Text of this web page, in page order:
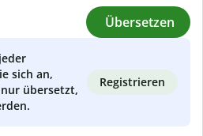
Übersetzen
sich an,
übersetzt,
Registrieren